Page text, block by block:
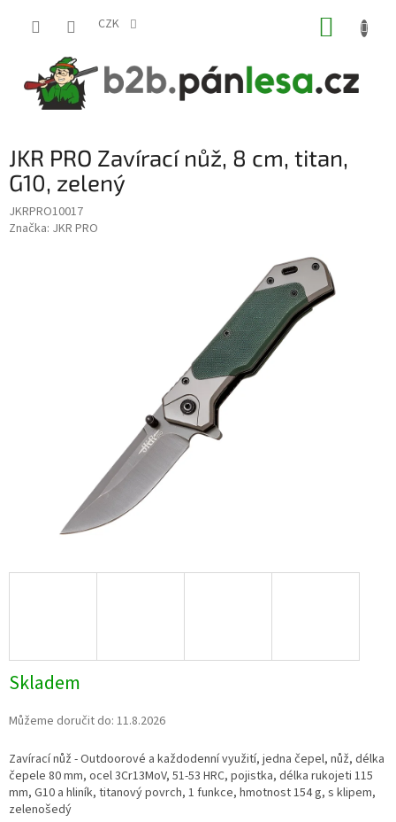
CZK
JKR PRO Zavírací nůž, 8 cm, titan,
G10, zelený
JKRPRO10017
Značka: JKR PRO
Skladem
Můžeme doručit do: 11.8.2026
Zavírací nůž - Outdoorové a každodenní využití, jedna čepel, nůž, délka
čepele 80 mm, ocel 3Cr13MoV, 51-53 HRC, pojistka, délka rukojeti 115
mm, G10 a hliník, titanový povrch, 1 funkce, hmotnost 154 g, s klipem,
zelenošedý